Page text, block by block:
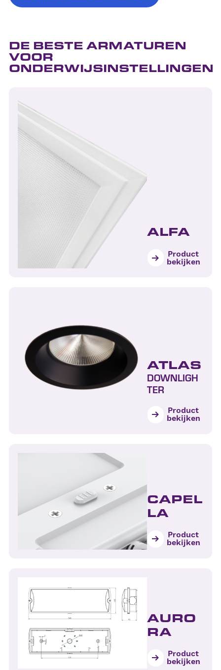
DE BESTE ARMATUREN
VOOR
ONDERWIJSINSTELLINGEN
ALFA
Product
bekijken
ATLAS
DOWNLIGH
TER
Product
bekijken
CAPEL
LA
Product
bekijken
AURO
RA
Product
bekijken